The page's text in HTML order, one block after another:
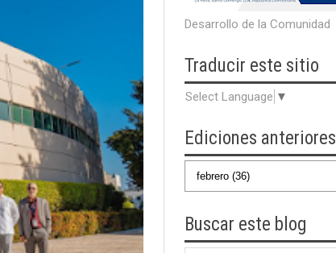
Desarrollo de la Comunidad
Traducir este sitio
Select Language ▼
Ediciones anteriores
Buscar este blog